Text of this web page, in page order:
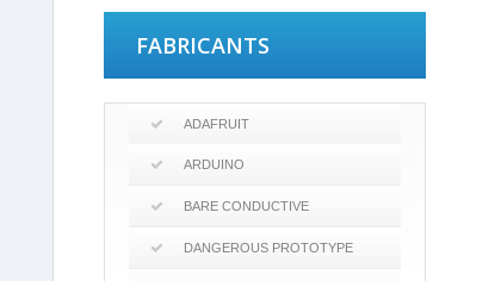
FABRICANTS
ADAFRUIT
ARDUINO
BARE CONDUCTIVE
DANGEROUS PROTOTYPE